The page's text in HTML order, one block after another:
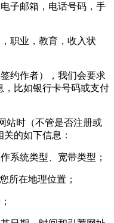
在浏览本网站以及使用
私权声明。使用本网
本网站根据本隐私权声